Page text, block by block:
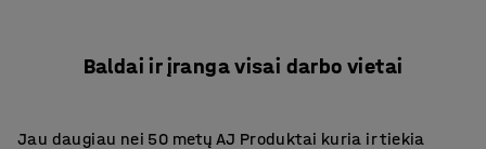
Baldai ir įranga visai darbo vietai
Jau daugiau nei 50 metų AJ Produktai kuria ir tiekia